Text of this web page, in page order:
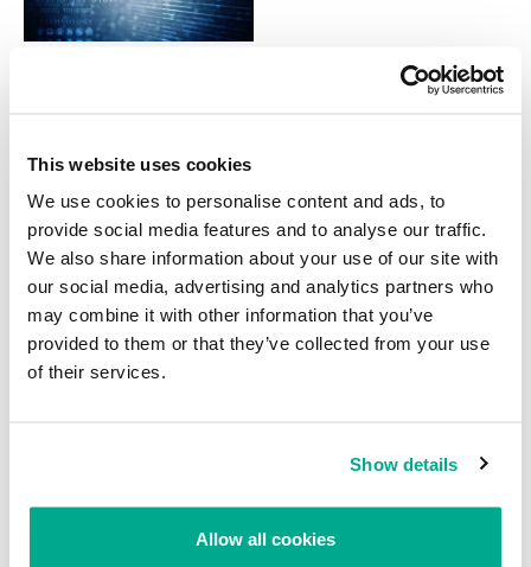
This website uses cookies
We use cookies to personalise content and ads, to
provide social media features and to analyse our traffic.
We also share information about your use of our site with
our social media, advertising and analytics partners who
may combine it with other information that you’ve
provided to them or that they’ve collected from your use
of their services.
Show details
Allow all cookies
INFORMES
BlindEagle vuela alto en LATAM
Kaspersky proporciona información sobre la actividad y los TTPs
del APT BlindEagle. Grupo que apunta a organizaciones e
individuos en Colombia, Ecuador, Chile, Panamá y otros países de
MosaicRegressor: acechando en las sombras de UEFI